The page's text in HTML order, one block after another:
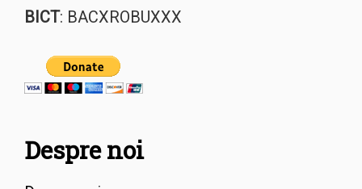
BICT: BACXROBUXXX
Despre noi